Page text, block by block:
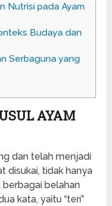
Nutrisi pada Ayam
Budaya dan
Serbaguna yang
AYAM
dan telah menjadi
disukai, tidak hanya
berbagai belahan
kata, yaitu “teri”